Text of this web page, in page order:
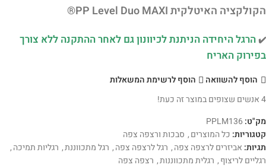
הקולקציה האיטלקית PP Level Duo MAXI®
✔️הרגל היחידה הניתנת לכיוונון גם לאחר ההתקנה ללא צורך
בפירוק האריח
הוסף להשוואה
הוסף לרשימת המשאלות
4אנשים שצופים במוצר זה כעת!
מק"ט:PPLM136
קטגוריות: כל המוצרים, סבכות ורצפה צפה
תגיות: אביזרים לרצפה צפה, רגל לרצפה צפה, רגל מתכווננת, רגליות תמיכה,
רגליים לריצוף, רגלית מתכווננות, רצפה צפה